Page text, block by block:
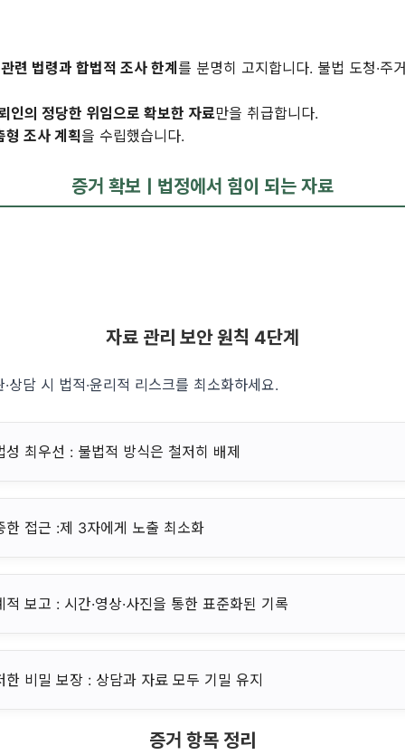
관련 법령과 합법적 조사 한계 를 분명히 고지합니다. 불법 도청·주
인의 정당한 위임으로 확보한 자료만을 취급합니다.
형 조사 계획을 수립했습니다.
증거 확보ㅣ법정에서 힘이 되는 자료
자료 관리 보안 원칙 4단계
상담 시 법적·윤리적 리스크를 최소화하세요.
성 최우선 : 불법적 방식은 철저히 배제
한 접근 :제 3자에게 노출 최소화
적 보고 : 시간·영상·사진을 통한 표준화된 기록
한 비밀 보장 : 상담과 자료 모두 기밀 유지
증거 항목 정리